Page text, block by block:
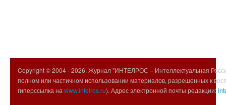
Copyright © 2004 -2026. Журнал "ИНТЕЛРОС – Интеллектуальная
полном или частичном использовании материалов, разрешенных к
гиперссылка на www.intelros.ru). Адрес электронной почты редакции: